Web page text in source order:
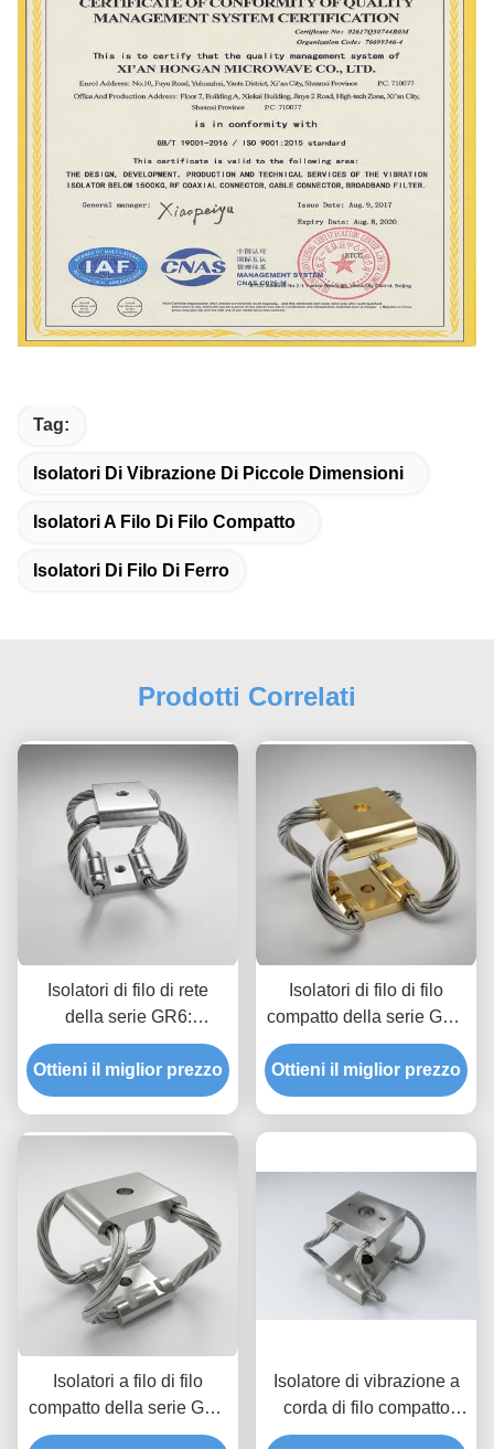
Tag:
Isolatori Di Vibrazione Di Piccole Dimensioni
Isolatori A Filo Di Filo Compatto
Isolatori Di Filo Di Ferro
Prodotti Correlati
Isolatori di filo di rete
della serie GR6:
Isolamento da urti e
vibrazioni su più assi
Ottieni il miglior prezzo
Isolatori di filo di filo
compatto della serie GR5
(diametro del cavo 1,6
mm)
Ottieni il miglior prezzo
Isolatori a filo di filo
compatto della serie GR4
(3.3N carico statico)
Isolatore di vibrazione a
corda di filo compatto
serie GR3